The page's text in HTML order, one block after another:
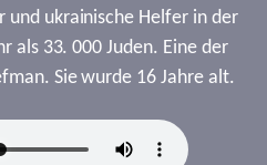
und ukrainische Helfer in der
als 33. 000 Juden. Eine der
Sie wurde 16 Jahre alt.